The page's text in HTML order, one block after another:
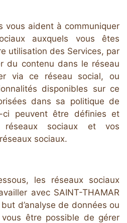
vous aident à communiquer
auxquels vous êtes
utilisation des Services, par
du contenu dans le réseau
via ce réseau social, ou
disponibles sur ce
dans sa politique de
ci peuvent être définies et
sociaux et vos
sociaux.
les réseaux sociaux
avec SAINT-THAMAR
d’analyse de données ou
être possible de gérer